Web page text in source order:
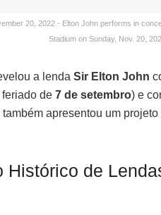
20, 2022 - Elton John performs in
Stadium on Sunday, Nov. 20,
a lenda Sir Elton John
de 7 de setembro) e
apresentou um
Histórico de